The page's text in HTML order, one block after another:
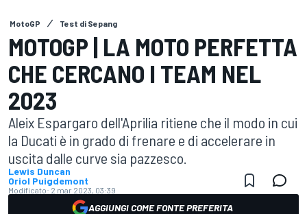
MotoGP Test di Sepang
MOTOGP | LA MOTO PERFETTA
CHE CERCANO I TEAM NEL
2023
Aleix Espargaro dell'Aprilia ritiene che il modo in cui
la Ducati è in grado di frenare e di accelerare in
uscita dalle curve sia pazzesco.
Lewis Duncan
Oriol Puigdemont
Modificato: 2 mar 2023, 03:39
AGGIUNGI COME FONTE PREFERITA